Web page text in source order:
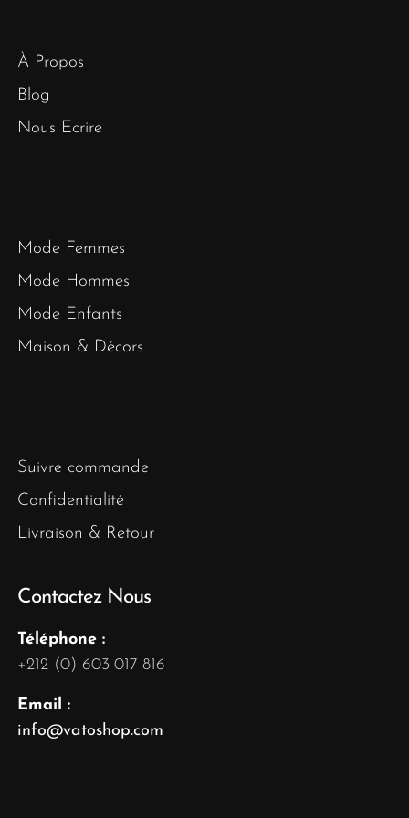
À Propos
Blog
Nous Ecrire
Mode Femmes
Mode Hommes
Mode Enfants
Maison & Décors
Suivre commande
Confidentialité
Livraison & Retour
Contactez Nous
Téléphone :
+212 (0) 603-017-816
Email :
info@vatoshop.com